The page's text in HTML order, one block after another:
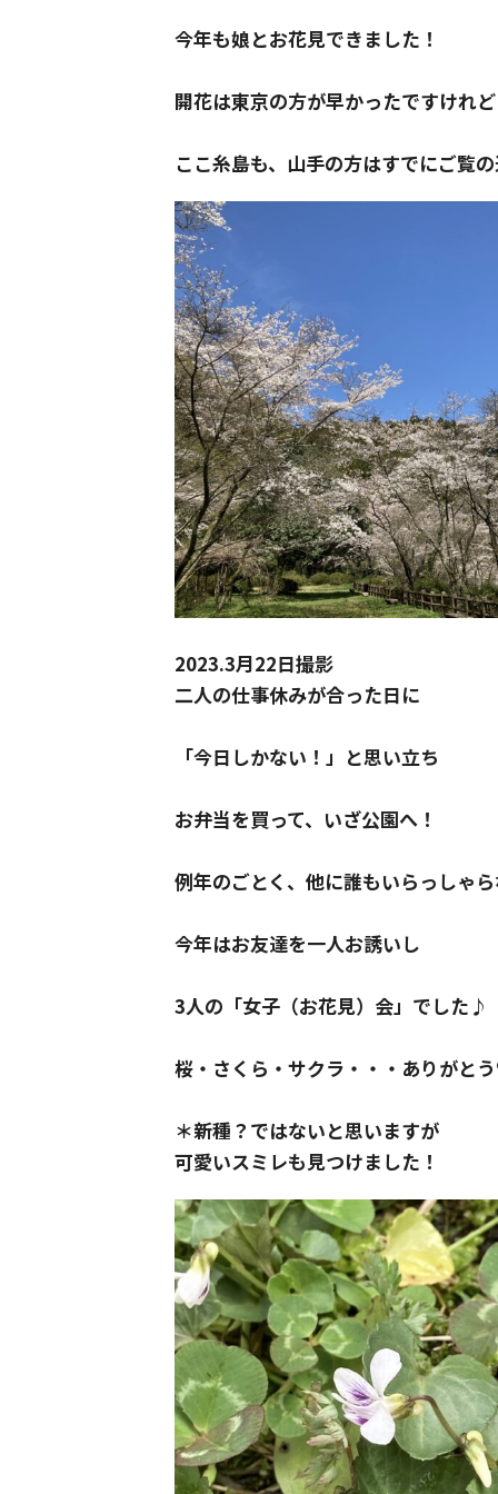
今年も娘とお花見できました！
開花は東京の方が早かったですけれど
ここ糸島も、山手の方はすでにご覧
2023.3月22日撮影
二人の仕事休みが合った日に
「今日しかない！」と思い立ち
お弁当を買って、いざ公園へ！
例年のごとく、他に誰もいらっしゃ
今年はお友達を一人お誘いし
3人の「女子（お花見）会」でした♪
桜・さくら・サクラ・・・ありがと
＊新種？ではないと思いますが
可愛いスミレも見つけました！